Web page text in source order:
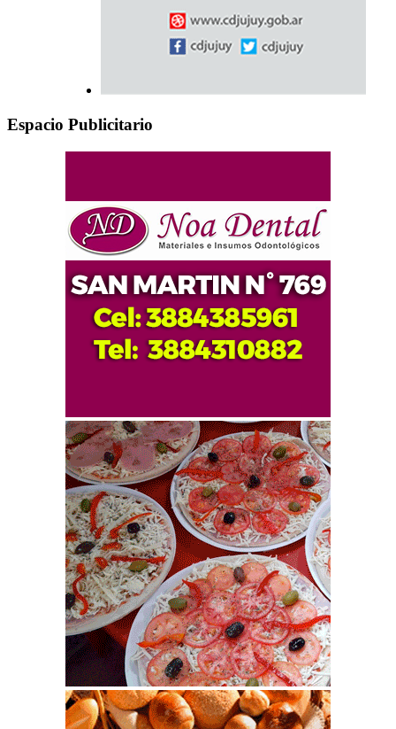
Espacio Publicitario